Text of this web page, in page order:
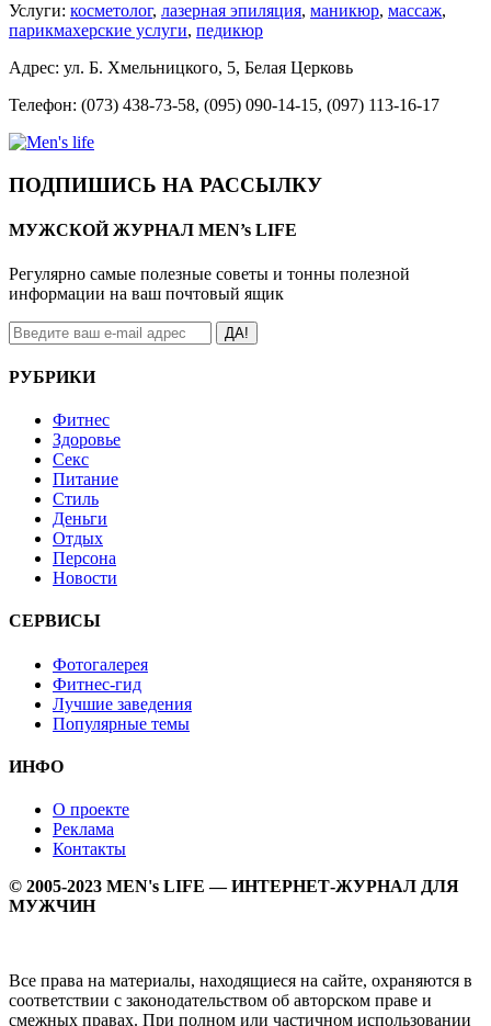
Услуги: косметолог, лазерная эпиляция, маникюр, массаж,
парикмахерские услуги, педикюр
Адрес: ул. Б. Хмельницкого, 5, Белая Церковь
Телефон: (073) 438-73-58, (095) 090-14-15, (097) 113-16-17
ПОДПИШИСЬ НА РАССЫЛКУ
МУЖСКОЙ ЖУРНАЛ MEN’s LIFE
Регулярно самые полезные советы и тонны полезной
информации на ваш почтовый ящик
ДА!
РУБРИКИ
Фитнес
Здоровье
Секс
Питание
Стиль
Деньги
Отдых
Персона
Новости
СЕРВИСЫ
Фотогалерея
Фитнес-гид
Лучшие заведения
Популярные темы
ИНФО
О проекте
Реклама
Контакты
© 2005-2023 MEN's LIFE — ИНТЕРНЕТ-ЖУРНАЛ ДЛЯ
МУЖЧИН
Все права на материалы, находящиеся на сайте, охраняются в
соответствии с законодательством об авторском праве и
смежных правах. При полном или частичном использовании